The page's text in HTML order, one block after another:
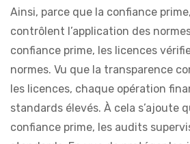
Ainsi, parce que la confiance
contrôlent l’application des
confiance prime, les licences
normes. Vu que la transparence
les licences, chaque opération
standards élevés. À cela s’ajoute
confiance prime, les audits